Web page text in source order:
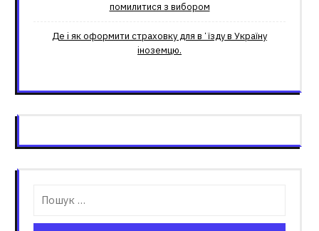
помилитися з вибором
Де і як оформити страховку для вʼїзду в Україну
іноземцю.